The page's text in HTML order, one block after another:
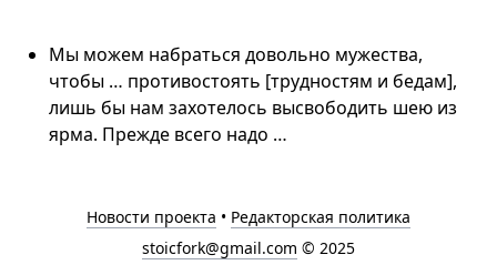
Мы можем набраться довольно мужества,
чтобы … противостоять [трудностям и бедам],
лишь бы нам захотелось высвободить шею из
ярма. Прежде всего надо …
Новости проекта • Редакторская политика
stoicfork@gmail.com © 2025